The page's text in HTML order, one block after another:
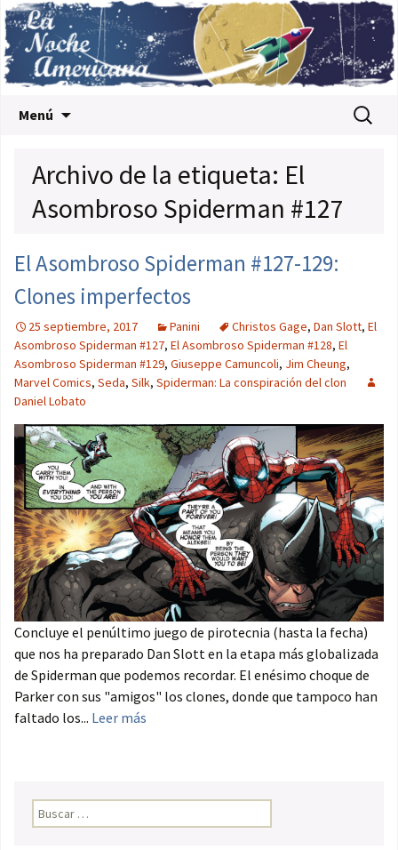
Menú Buscar:
Archivo de la etiqueta: El
Asombroso Spiderman #127
El Asombroso Spiderman #127-129:
Clones imperfectos
25 septiembre, 2017 Panini Christos Gage, Dan Slott, El
Asombroso Spiderman #127, El Asombroso Spiderman #128, El
Asombroso Spiderman #129, Giuseppe Camuncoli, Jim Cheung,
Marvel Comics, Seda, Silk, Spiderman: La conspiración del clon
Daniel Lobato
Concluye el penúltimo juego de pirotecnia (hasta la fecha)
que nos ha preparado Dan Slott en la etapa más globalizada
de Spiderman que podemos recordar. El enésimo choque de
Parker con sus "amigos" los clones, donde que tampoco han
faltado los... Leer más
Buscar: